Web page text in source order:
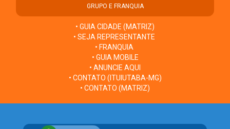
GRUPO E FRANQUIA
• GUIA CIDADE (MATRIZ)
• SEJA REPRESENTANTE
• FRANQUIA
• GUIA MOBILE
• ANUNCIE AQUI
• CONTATO (ITUIUTABA-MG)
• CONTATO (MATRIZ)